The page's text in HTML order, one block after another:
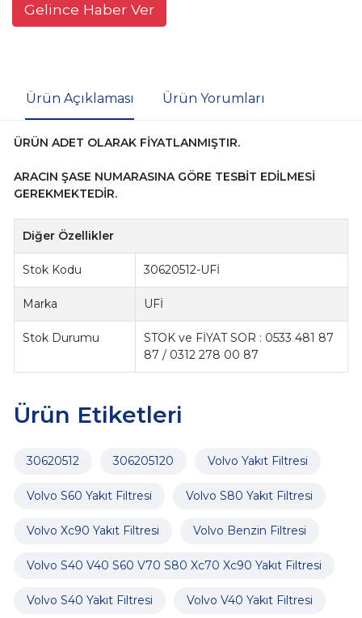
Gelince Haber Ver
Ürün Açıklaması Ürün Yorumları
ÜRÜN ADET OLARAK FİYATLANMIŞTIR.
ARACIN ŞASE NUMARASINA GÖRE TESBİT EDİLMESİ
GEREKMEKTEDİR.
Diğer Özellikler
Stok Kodu 30620512-UFİ
Marka UFİ
Stok Durumu
STOK ve FİYAT SOR : 0533 481 87
87 / 0312 278 00 87
Ürün Etiketleri
30620512 306205120 Volvo Yakıt Filtresi
Volvo S60 Yakıt Filtresi Volvo S80 Yakıt Filtresi
Volvo Xc90 Yakıt Filtresi Volvo Benzin Filtresi
Volvo S40 V40 S60 V70 S80 Xc70 Xc90 Yakıt Filtresi
Volvo S40 Yakıt Filtresi Volvo V40 Yakıt Filtresi